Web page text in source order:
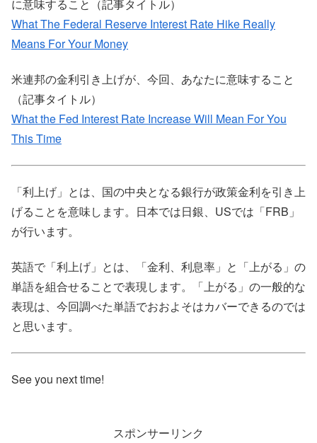
に意味すること（記事タイトル）
What The Federal Reserve Interest Rate Hike Really
Means For Your Money
米連邦の金利引き上げが、今回、あなたに意味すること
（記事タイトル）
What the Fed Interest Rate Increase Will Mean For You
This Time
「利上げ」とは、国の中央となる銀行が政策金利を引き上
げることを意味します。日本では日銀、USでは「FRB」
が行います。
英語で「利上げ」とは、「金利、利息率」と「上がる」の
単語を組合せることで表現します。「上がる」の一般的な
表現は、今回調べた単語でおおよそはカバーできるのでは
と思います。
See you next time!
スポンサーリンク